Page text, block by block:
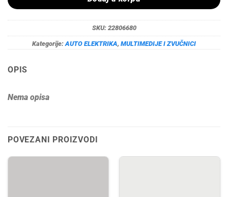
SKU: 22806680
Kategorije: AUTO ELEKTRIKA, MULTIMEDIJE I ZVUČNICI
OPIS
Nema opisa
POVEZANI PROIZVODI